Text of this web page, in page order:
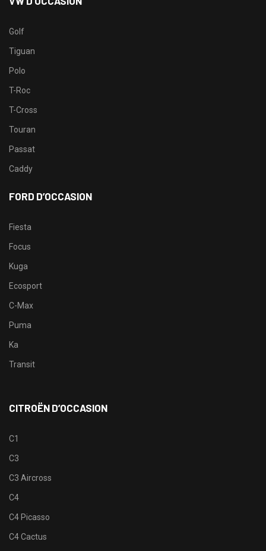
Golf
Tiguan
Polo
T-Roc
T-Cross
Touran
Passat
Caddy
FORD D’OCCASION
Fiesta
Focus
Kuga
Ecosport
C-Max
Puma
Ka
Transit
CITROËN D’OCCASION
C1
C3
C3 Aircross
C4
C4 Picasso
C4 Cactus